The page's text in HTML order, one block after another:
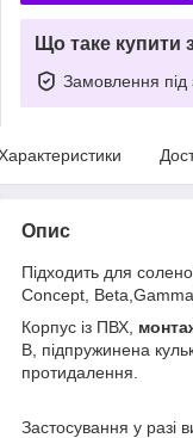
Що таке купити
Замовлення під
Опис
Підходить для
Concept,
Корпус із ПВХ,
B, підпружинена
протидалення.
Застосування у разі